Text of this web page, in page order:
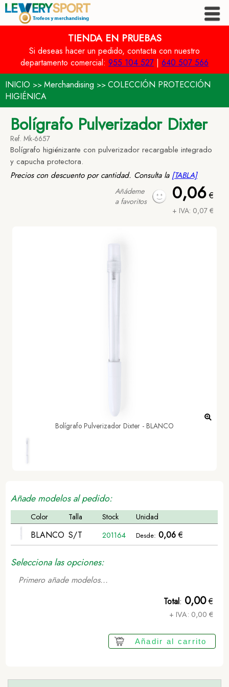
TIENDA EN PRUEBAS
Si deseas hacer un pedido, contacta con nuestro
departamento comercial: 955 104 527 | 640 507 566
INICIO >> Merchandising >> COLECCIÓN PROTECCIÓN
HIGIÉNICA
Bolígrafo Pulverizador Dixter
Ref. Mk-6657
Bolígrafo higiénizante con pulverizador recargable integrado
y capucha protectora.
Precios con descuento por cantidad. Consulta la [TABLA]
0,06€
+ IVA: 0,07 €
Añádeme
a favoritos
Bolígrafo Pulverizador Dixter - BLANCO
Añade modelos al pedido:
Color Talla Stock Unidad
BLANCO S/T 201164 Desde: 0,06€
Selecciona las opciones:
Primero añade modelos...
Total: 0,00€
+ IVA: 0,00 €
Añadir al carrito